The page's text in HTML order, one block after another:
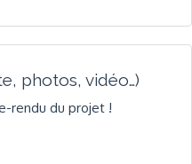
photos, vidéo…)
rendu du projet !